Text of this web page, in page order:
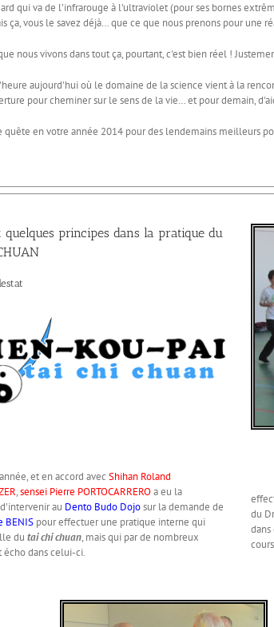
qui va de l'infrarouge à l'ultraviolet (pour ses bornes
ça, vous le savez déjà… que ce que nous prenons pour une
vivons dans tout ça, pourtant, c'est bien réel !
aujourd'hui où le domaine de la science vient à la
pour cheminer sur le sens de la vie… et pour demain,
en votre année 2014 pour des lendemains meilleurs
quelques principes dans la pratique du
et en accord avec Shihan Roland
,sensei Pierre PORTOCARREROa eu la
au Dento Budo Dojosur la demande de
BENIS pour effectuer une pratique interne qui
du tai chi chuan, mais qui par de nombreux
écho dans celui-ci.
du